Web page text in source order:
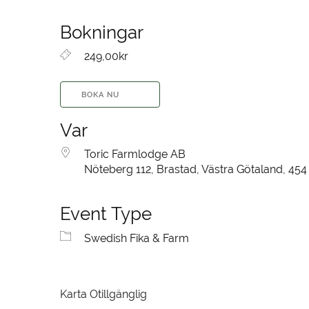
Bokningar
249,00kr
BOKA NU
Var
Toric Farmlodge AB
Nöteberg 112, Brastad, Västra Götaland, 454
Event Type
Swedish Fika & Farm
Karta Otillgänglig